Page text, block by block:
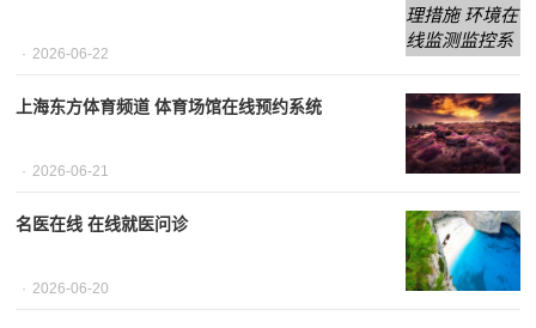
2026-06-22
上海东方体育频道 体育场馆在线预约系统
2026-06-21
名医在线 在线就医问诊
2026-06-20